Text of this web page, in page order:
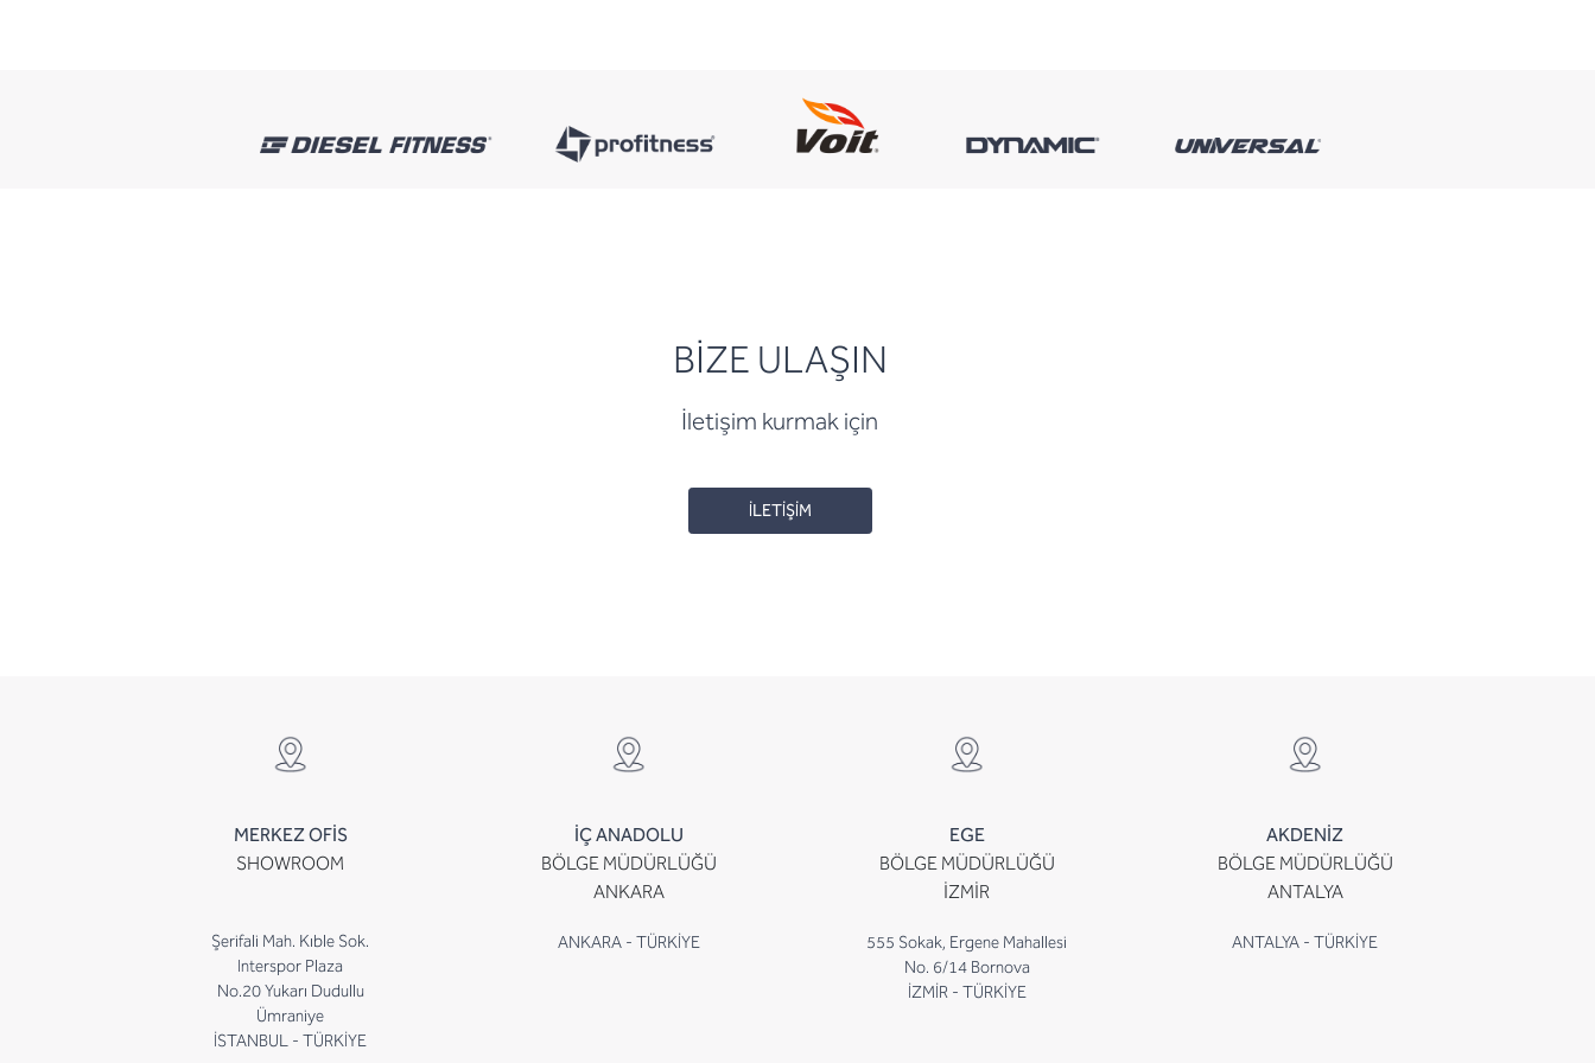
BİZE ULAŞIN
İletişim kurmak için
İLETİŞİM
MERKEZ OFİS
SHOWROOM
Şerifali Mah. Kıble Sok.
Interspor Plaza
No.20 Yukarı Dudullu
Ümraniye
İSTANBUL - TÜRKİYE
İÇ ANADOLU
BÖLGE MÜDÜRLÜĞÜ
ANKARA
ANKARA - TÜRKİYE
EGE
BÖLGE MÜDÜRLÜĞÜ
İZMİR
555 Sokak, Ergene Mahallesi
No. 6/14 Bornova
İZMİR - TÜRKİYE
AKDENİZ
BÖLGE MÜDÜRLÜĞÜ
ANTALYA
ANTALYA - TÜRKİYE